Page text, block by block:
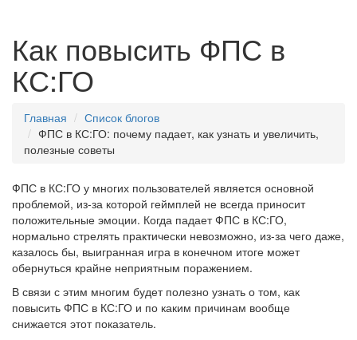
Как повысить ФПС в
КС:ГО
Главная
Список блогов
ФПС в КС:ГО: почему падает, как узнать и увеличить,
полезные советы
ФПС в КС:ГО у многих пользователей является основной
проблемой, из-за которой геймплей не всегда приносит
положительные эмоции. Когда падает ФПС в КС:ГО,
нормально стрелять практически невозможно, из-за чего даже,
казалось бы, выигранная игра в конечном итоге может
обернуться крайне неприятным поражением.
В связи с этим многим будет полезно узнать о том, как
повысить ФПС в КС:ГО и по каким причинам вообще
снижается этот показатель.